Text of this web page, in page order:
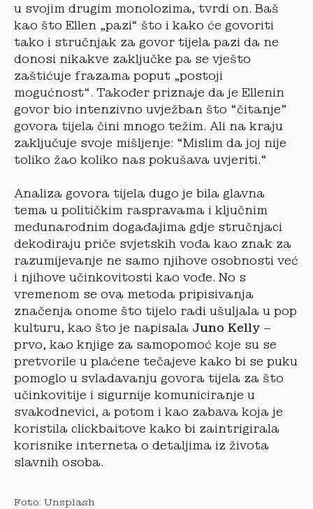
u svojim drugim monolozima, tvrdi on. Baš
kao što Ellen „pazi“ što i kako će govoriti
tako i stručnjak za govor tijela pazi da ne
donosi nikakve zaključke pa se vješto
zaštićuje frazama poput „postoji
mogućnost“. Također priznaje da je Ellenin
govor bio intenzivno uvježban što “čitanje”
govora tijela čini mnogo težim. Ali na kraju
zaključuje svoje mišljenje: “Mislim da joj nije
toliko žao koliko nas pokušava uvjeriti.“
Analiza govora tijela dugo je bila glavna
tema u političkim raspravama i ključnim
međunarodnim događajima gdje stručnjaci
dekodiraju priče svjetskih vođa kao znak za
razumijevanje ne samo njihove osobnosti već
i njihove učinkovitosti kao vođe. No s
vremenom se ova metoda pripisivanja
značenja onome što tijelo radi ušuljala u pop
kulturu, kao što je napisala Juno Kelly –
prvo, kao knjige za samopomoć koje su se
pretvorile u plaćene tečajeve kako bi se puku
pomoglo u svladavanju govora tijela za što
učinkovitije i sigurnije komuniciranje u
svakodnevici, a potom i kao zabava koja je
koristila clickbaitove kako bi zaintrigirala
korisnike interneta o detaljima iz života
slavnih osoba.
Foto: Unsplash